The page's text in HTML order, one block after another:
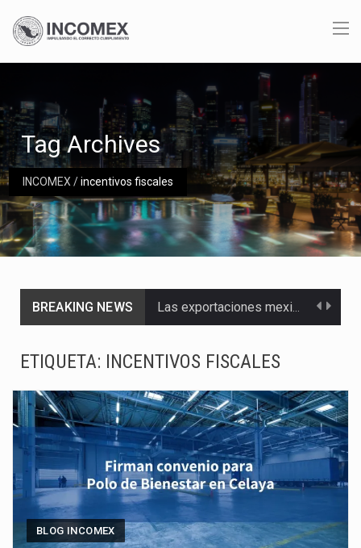
INCOMEX/incentivos fiscales
Tag Archives
BREAKING NEWS Las exportaciones mexicanas de vehículos ligeros disminuyeron 9.67 % en julio a tasa anual, alcanzando…
Solo el 17.8 % de las empresas en México se considera totalmente preparada para la…
Ante la suspensión temporal de las inspecciones sanitarias del Departamento de Agricultura de Estados Unidos…
Los créditos fiscales determinados a empresas IMMEX rara vez nacen de una interpretación equivocada de…
ETIQUETA: INCENTIVOS FISCALES
BLOG INCOMEX